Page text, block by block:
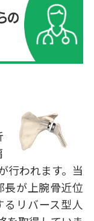
行われます。当
長が上腕骨近位
リバース型人